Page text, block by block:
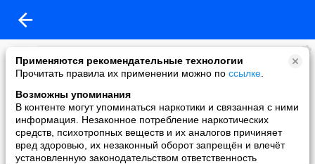
Применяются рекомендательные технологии
Прочитать правила их применении можно по ссылке
Возможны упоминания
В контенте могут упоминаться наркотики и связанная с ними
информация. Незаконное потребление наркотических
средств, психотропных веществ и их аналогов причиняет
вред здоровью, их незаконный оборот запрещён и влечёт
установленную законодательством ответственность
Комсомольская правда
added a photo
13 Jun в 18:30